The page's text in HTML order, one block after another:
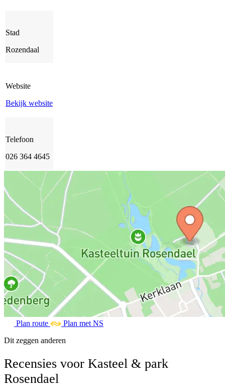
Stad
Rozendaal
Website
Bekijk website
Telefoon
026 364 4645
Plan route
Plan met NS
Dit zeggen anderen
Recensies voor Kasteel & park
Rosendael